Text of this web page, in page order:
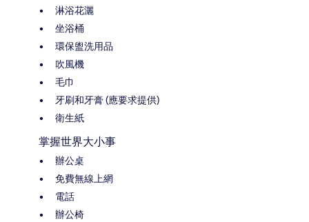
淋浴花灑
坐浴桶
環保盥洗用品
吹風機
毛巾
牙刷和牙膏 (應要求提供)
衛生紙
掌握世界大小事
辦公桌
免費無線上網
電話
辦公椅